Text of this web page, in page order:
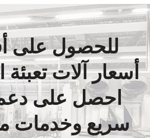
للحصول على
أسعار آلات
احصل على
سريع وخدمات